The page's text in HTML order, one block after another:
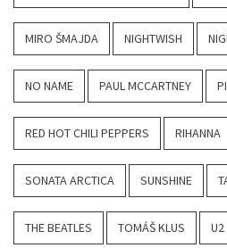
MIRO ŠMAJDA NIGHTWISH
NO NAME PAUL MCCARTNEY
RED HOT CHILI PEPPERS RIHANNA
SONATA ARCTICA SUNSHINE
THE BEATLES TOMÁŠ KLUS U2